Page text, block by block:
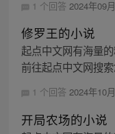
1 个回答 2024年09
修罗王的小说
起点中文网有海量
前往起点中文网搜
1 个回答 2024年10
开局农场的小说